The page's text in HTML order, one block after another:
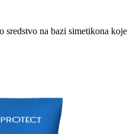
sredstvo na bazi simetikona koje